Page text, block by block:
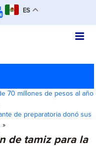
ES
70 millones de pesos al año
de preparatoria donó sus
»
de tamiz para la